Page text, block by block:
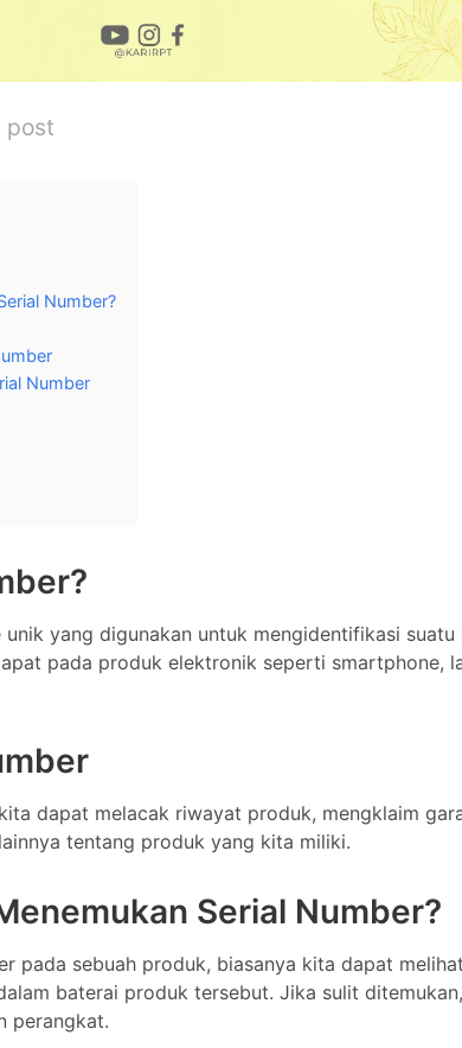
post
Number?
Number
yang digunakan untuk mengidentifikasi suatu
pada produk elektronik seperti smartphone,
dapat melacak riwayat produk, mengklaim
tentang produk yang kita miliki.
Serial Number?
pada sebuah produk, biasanya kita dapat
baterai produk tersebut. Jika sulit
perangkat.